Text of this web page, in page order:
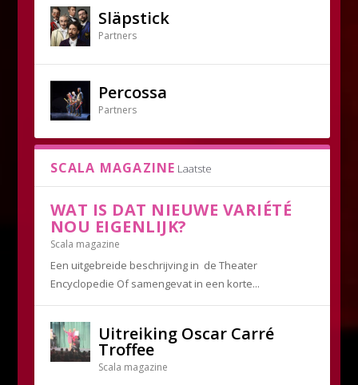
Släpstick
Partners
Percossa
Partners
SCALA MAGAZINE Laatste
WAT IS DAT NIEUWE VARIÉTÉ
NOU EIGENLIJK?
Scala magazine
Een uitgebreide beschrijving in de Theater
Encyclopedie Of samengevat in een korte...
Uitreiking Oscar Carré
Troffee
Scala magazine